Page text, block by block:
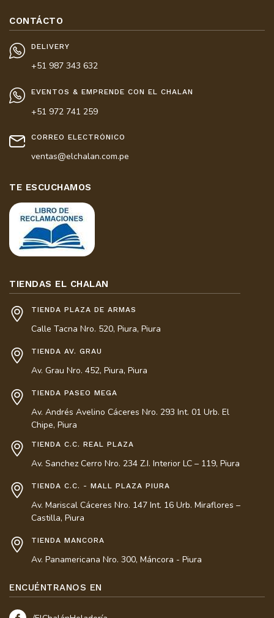
CONTÁCTO
DELIVERY
+51 987 343 632
EVENTOS & EMPRENDE CON EL CHALAN
+51 972 741 259
CORREO ELECTRÓNICO
ventas@elchalan.com.pe
TE ESCUCHAMOS
TIENDAS EL CHALAN
TIENDA PLAZA DE ARMAS
Calle Tacna Nro. 520, Piura, Piura
TIENDA AV. GRAU
Av. Grau Nro. 452, Piura, Piura
TIENDA PASEO MEGA
Av. Andrés Avelino Cáceres Nro. 293 Int. 01 Urb. El
Chipe, Piura
TIENDA C.C. REAL PLAZA
Av. Sanchez Cerro Nro. 234 Z.I. Interior LC – 119, Piura
TIENDA C.C. - MALL PLAZA PIURA
Av. Mariscal Cáceres Nro. 147 Int. 16 Urb. Miraflores –
Castilla, Piura
TIENDA MANCORA
Av. Panamericana Nro. 300, Máncora - Piura
ENCUÉNTRANOS EN
Nuestro equipo de atención al cliente está aquí para
responder a sus preguntas. ¡Pregúntenos cualquier